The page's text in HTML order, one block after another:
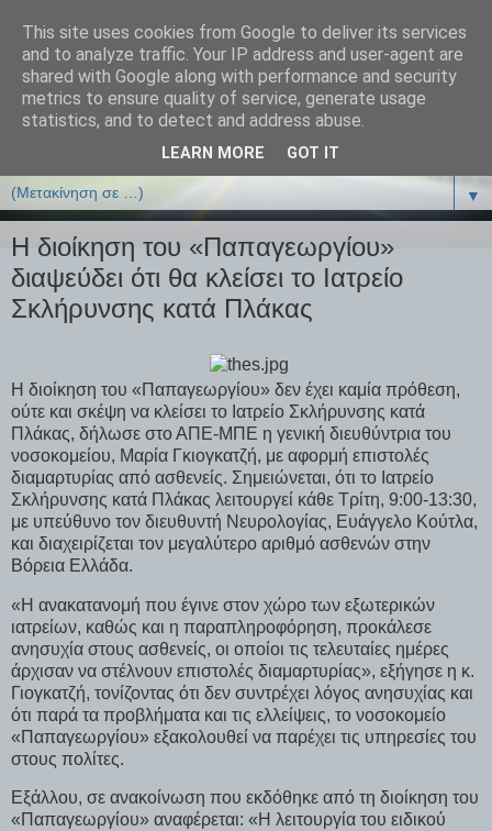
ΒΙΟΛΟΓΙΑonline.gr
Online Μαθήματα Βιολογίας
▼
Η διοίκηση του «Παπαγεωργίου»
διαψεύδει ότι θα κλείσει το Ιατρείο
Σκλήρυνσης κατά Πλάκας
Η διοίκηση του «Παπαγεωργίου» δεν έχει καμία πρόθεση,
ούτε και σκέψη να κλείσει το Ιατρείο Σκλήρυνσης κατά
Πλάκας, δήλωσε στο ΑΠΕ-ΜΠΕ η γενική διευθύντρια του
νοσοκομείου, Μαρία Γκιογκατζή, με αφορμή επιστολές
διαμαρτυρίας από ασθενείς. Σημειώνεται, ότι το Ιατρείο
Σκλήρυνσης κατά Πλάκας λειτουργεί κάθε Τρίτη, 9:00-13:30,
με υπεύθυνο τον διευθυντή Νευρολογίας, Ευάγγελο Κούτλα,
και διαχειρίζεται τον μεγαλύτερο αριθμό ασθενών στην
Βόρεια Ελλάδα.
«Η ανακατανομή που έγινε στον χώρο των εξωτερικών
ιατρείων, καθώς και η παραπληροφόρηση, προκάλεσε
ανησυχία στους ασθενείς, οι οποίοι τις τελευταίες ημέρες
άρχισαν να στέλνουν επιστολές διαμαρτυρίας», εξήγησε η κ.
Γιογκατζή, τονίζοντας ότι δεν συντρέχει λόγος ανησυχίας και
ότι παρά τα προβλήματα και τις ελλείψεις, το νοσοκομείο
«Παπαγεωργίου» εξακολουθεί να παρέχει τις υπηρεσίες του
στους πολίτες.
Εξάλλου, σε ανακοίνωση που εκδόθηκε από τη διοίκηση του
«Παπαγεωργίου» αναφέρεται: «Η λειτουργία του ειδικού
This site uses cookies from Google to deliver its services
and to analyze traffic. Your IP address and user-agent are
shared with Google along with performance and security
metrics to ensure quality of service, generate usage
statistics, and to detect and address abuse.
LEARN MORE GOT IT